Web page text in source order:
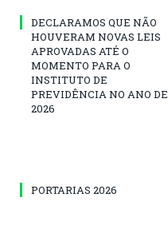
DECLARAMOS QUE NÃO
HOUVERAM NOVAS LEIS
APROVADAS ATÉ O
MOMENTO PARA O
INSTITUTO DE
PREVIDÊNCIA NO ANO DE
2026
PORTARIAS 2026